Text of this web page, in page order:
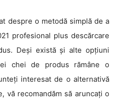
despre o metodă simplă de a
profesional plus descărcare
Deși există și alte opțiuni
chei de produs rămâne o
interesat de o alternativă
vă recomandăm să aruncați o